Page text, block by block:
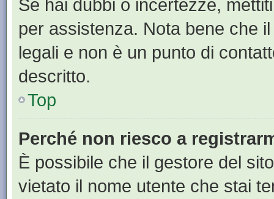
Se hai dubbi o incertezze,
per assistenza. Nota bene che
legali e non è un punto di
descritto.
Top
Perché non riesco a
È possibile che il gestore del
vietato il nome utente che stai